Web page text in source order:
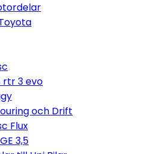
rtr 3 evo
och Drift
Flux
3,5